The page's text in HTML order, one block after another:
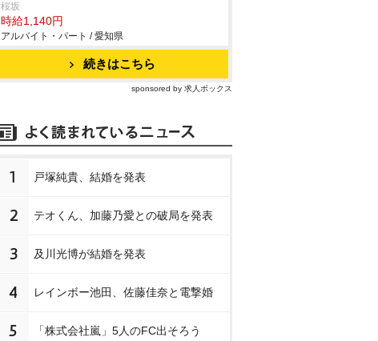
桜坂
時給1,140円
アルバイト・パート / 愛知県
続きはこちら
sponsored by 求人ボックス
1 戸塚純貴、結婚を発表
2 テオくん、加藤乃愛との破局を発表
3 及川光博が結婚を発表
4 レインボー池田、佐藤佳奈と電撃婚
5 「株式会社嵐」5人のFC出そろう